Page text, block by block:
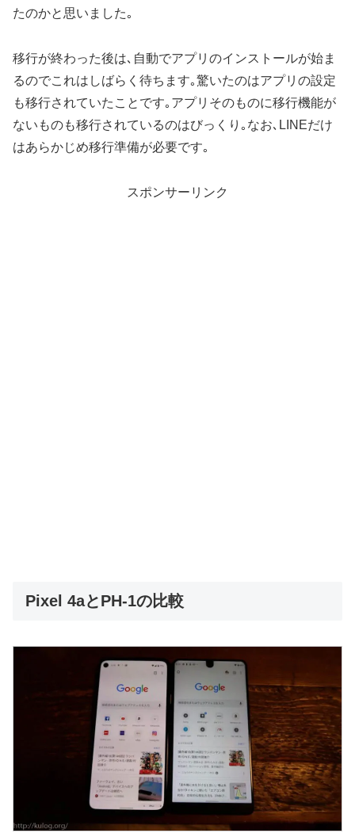
たのかと思いました｡
移行が終わった後は､自動でアプリのインストールが始ま
るのでこれはしばらく待ちます｡驚いたのはアプリの設定
も移行されていたことです｡アプリそのものに移行機能が
ないものも移行されているのはびっくり｡なお､LINEだけ
はあらかじめ移行準備が必要です｡
スポンサーリンク
Pixel 4aとPH-1の比較